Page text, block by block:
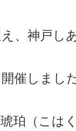
、神戸し
催しまし
珀（こは